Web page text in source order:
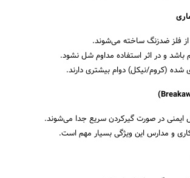
از فلز ضدزنگ ساخته می‌شوند.
باشد و در اثر استفاده مداوم شل نشود.
شده (کروم/نیکل) دوام بیشتری دارند.
ایمنی در صورت گیرکردن سریع جدا می‌شوند.
و مدارس این ویژگی بسیار مهم است.